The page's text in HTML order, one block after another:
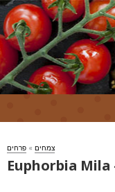
צמחים » פרחים